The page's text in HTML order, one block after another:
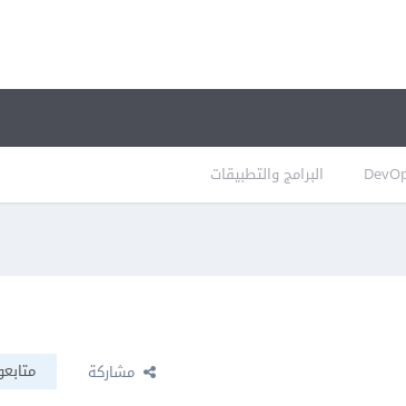
البرامج والتطبيقات
مشاركة